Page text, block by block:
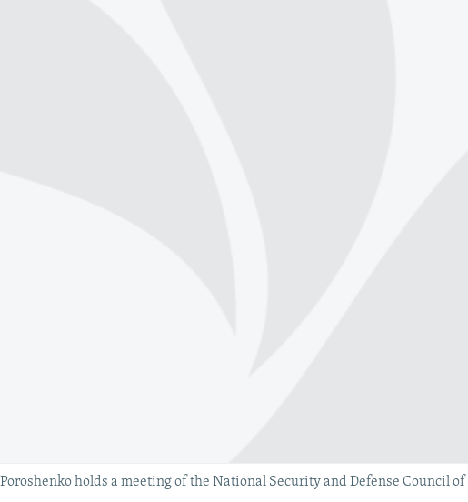
holds a meeting of the National Security and Defense Council of